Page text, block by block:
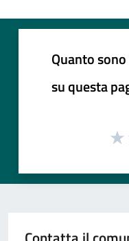
Quanto
su questa